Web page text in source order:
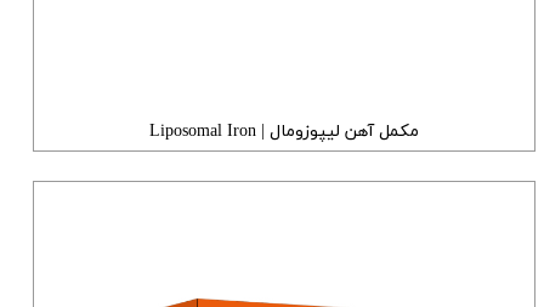
مکمل آهن لیپوزومال | Liposomal Iron